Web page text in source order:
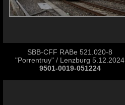
SBB-CFF RABe 521.020-8
"Porrentruy" / Lenzburg 5.12.2024
9501-0019-051224